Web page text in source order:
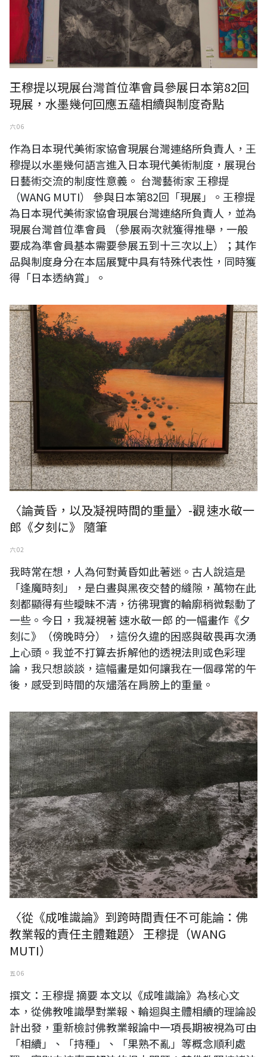
王穆提以現展台灣首位準會員參展日本第82回
現展，水墨幾何回應五蘊相續與制度奇點
六 06
作為日本現代美術家協會現展台灣連絡所負責人，王
穆提以水墨幾何語言進入日本現代美術制度，展現台
日藝術交流的制度性意義。 台灣藝術家 王穆提
（WANG MUTI） 參與日本第82回「現展」。王穆提
為日本現代美術家協會現展台灣連絡所負責人，並為
現展台灣首位準會員 （參展兩次就獲得推舉，一般
要成為準會員基本需要參展五到十三次以上）；其作
品與制度身分在本屆展覽中具有特殊代表性，同時獲
得「日本透納賞」。
〈論黃昏，以及凝視時間的重量〉-觀 速水敬一
郎《夕刻に》 隨筆
六 02
我時常在想，人為何對黃昏如此著迷。古人說這是
「逢魔時刻」，是白晝與黑夜交替的縫隙，萬物在此
刻都顯得有些曖昧不清，彷彿現實的輪廓稍微鬆動了
一些。今日，我凝視著 速水敬一郎 的一幅畫作《夕
刻に》（傍晚時分），這份久違的困惑與敬畏再次湧
上心頭。我並不打算去拆解他的透視法則或色彩理
論，我只想談談，這幅畫是如何讓我在一個尋常的午
後，感受到時間的灰燼落在肩膀上的重量。
〈從《成唯識論》到跨時間責任不可能論：佛
教業報的責任主體難題〉 王穆提（WANG
MUTI）
五 06
撰文：王穆提 摘要 本文以《成唯識論》為核心文
本，從佛教唯識學對業報、輪迴與主體相續的理論設
計出發，重新檢討佛教業報論中一項長期被視為可由
「相續」、「持種」、「果熟不亂」等概念順利處